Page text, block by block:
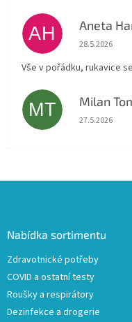
AH Aneta
Hodnocení
28.5.2026
Vše v pořádku, rukavice
MT Milan
Hodnocení
27.5.2026
Nabídka sortimentu
Zdravotnické potřeby
COVID a ostatní testy
Roušky a respirátory
Dezinfekce a drogerie